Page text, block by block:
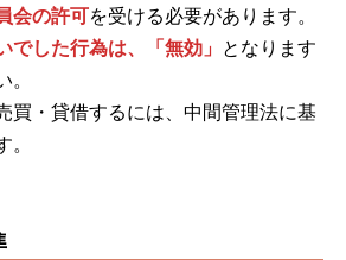
会の許可を受ける必要があります。
でした行為は、「無効」 となります
買・貸借するには、中間管理法に基